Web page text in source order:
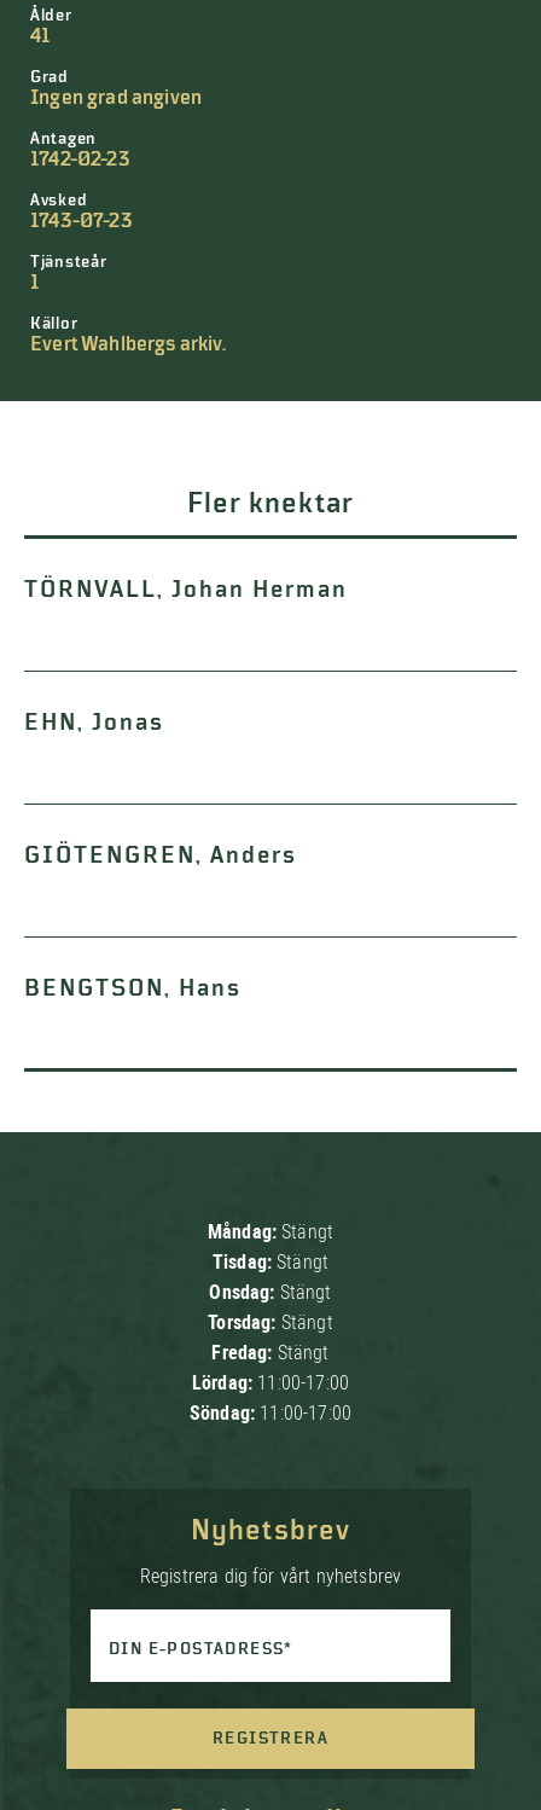
Ålder
41
Grad
Ingen grad angiven
Antagen
1742-02-23
Avsked
1743-07-23
Tjänsteår
1
Källor
Evert Wahlbergs arkiv.
Fler knektar
TÖRNVALL, Johan Herman
EHN, Jonas
GIÖTENGREN, Anders
BENGTSON, Hans
Måndag:Stängt
Tisdag:Stängt
Onsdag: Stängt
Torsdag: Stängt
Fredag: Stängt
Lördag: 11:00-17:00
Söndag: 11:00-17:00
Nyhetsbrev
Registrera dig för vårt nyhetsbrev
DIN E-POSTADRESS*
REGISTRERA